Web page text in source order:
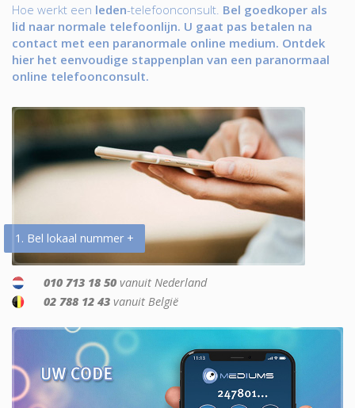
Hoe werkt een leden-telefoonconsult. Bel goedkoper als
lid naar normale telefoonlijn. U gaat pas betalen na
contact met een paranormale online medium. Ontdek
hier het eenvoudige stappenplan van een paranormaal
online telefoonconsult.
1. Bel lokaal nummer +
010 713 18 50 vanuit Nederland
02 788 12 43 vanuit België